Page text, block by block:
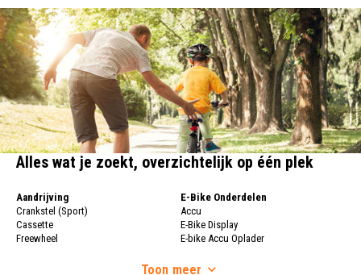
Alles wat je zoekt, overzichtelijk op één plek
Aandrijving
Crankstel (Sport)
Cassette
Freewheel
E-Bike Onderdelen
Accu
E-Bike Display
E-bike Accu Oplader
Fietswielen
Toon meer